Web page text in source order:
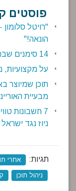
פוסטים
הונאה!"
14 סימנים שבחרתם חברת קידום אתרים גרועה
על מקצועיות,
תוכן שמיוצר
מבעיית
7 חשבונות
ניוז נגד ישראל
תגיות: אתרי
ניהול תוכן